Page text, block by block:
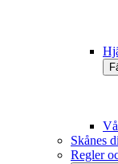
Skånes
Regler